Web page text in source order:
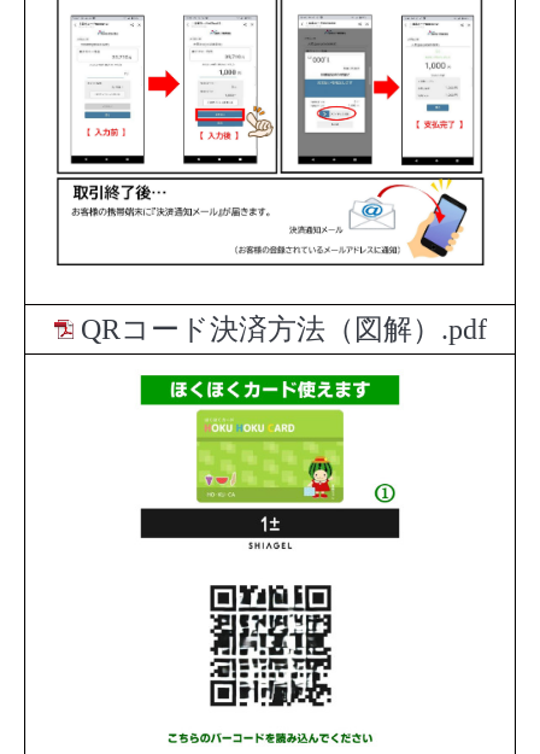
QRコード決済方法（図解）.pdf